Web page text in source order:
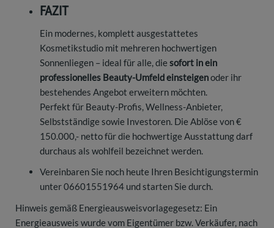
FAZIT
Ein modernes, komplett ausgestattetes
Kosmetikstudio mit mehreren hochwertigen
Sonnenliegen – ideal für alle, die sofort in ein
professionelles Beauty-Umfeld einsteigenoder ihr
bestehendes Angebot erweitern möchten.
Perfekt für Beauty-Profis, Wellness-Anbieter,
Selbstständige sowie Investoren. Die Ablöse von €
150.000,- netto für die hochwertige Ausstattung darf
durchaus als wohlfeil bezeichnet werden.
Vereinbaren Sie noch heute Ihren Besichtigungstermin
unter 06601551964 und starten Sie durch.
Hinweis gemäß Energieausweisvorlagegesetz: Ein
Energieausweis wurde vom Eigentümer bzw. Verkäufer, nach